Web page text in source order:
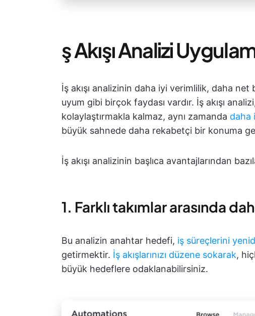
ş Akışı Analizi
İş akışı analizinin daha iyi verimlilik, daha
uyum gibi birçok faydası vardır. İş akışı
kolaylaştırmakla kalmaz, aynı zamanda daha
büyük sahnede daha rekabetçi bir konuma
İş akışı analizinin başlıca avantajlarından
1. Farklı takımlar arasında
Bu analizin anahtar hedefi, iş süreçlerini
getirmektir. İş akışlarınızı düzene sokarak,
büyük hedeflere odaklanabilirsiniz.